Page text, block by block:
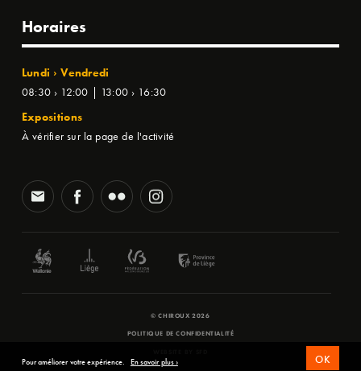
Horaires
Lundi › Vendredi
08:30 › 12:00 | 13:00 › 16:30
Expositions
À vérifier sur la page de l'activité
© CHIROUX 2026
POLITIQUE DE CONFIDENTIALITÉ
Pour améliorer votre expérience. En savoir plus › OK